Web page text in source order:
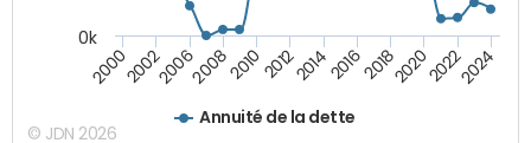
Annuité de la dette
200020022006200820102012201420162018202020222024
0k
© JDN 2026